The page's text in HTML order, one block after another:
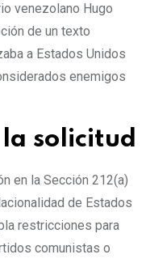
venezolano Hugo
de un texto
a Estados Unidos
enemigos
solicitud
en la Sección 212(a)
de Estados
restricciones para
comunistas o